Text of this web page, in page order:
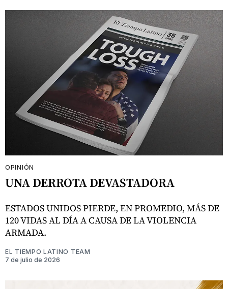
OPINIÓN
UNA DERROTA DEVASTADORA
ESTADOS UNIDOS PIERDE, EN PROMEDIO, MÁS DE
120 VIDAS AL DÍA A CAUSA DE LA VIOLENCIA
ARMADA.
EL TIEMPO LATINO TEAM
7 de julio de 2026